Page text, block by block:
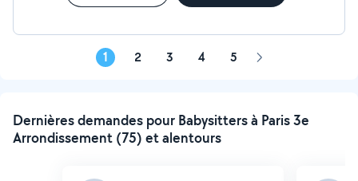
1 2 3 4 5 Page
Dernières demandes pour Babysitters à Paris 3e
Arrondissement (75) et alentours